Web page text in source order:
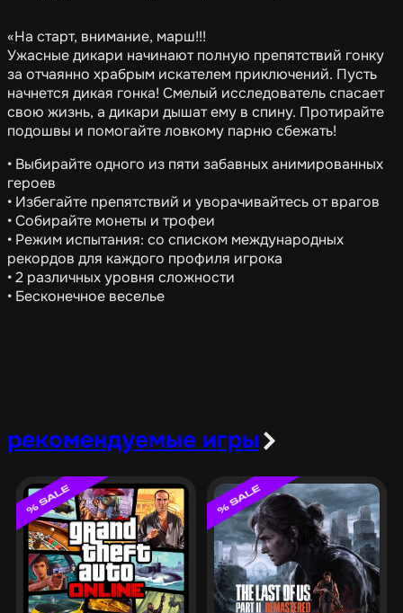
«На старт, внимание, марш!!!
Ужасные дикари начинают полную препятствий гонку
за отчаянно храбрым искателем приключений. Пусть
начнется дикая гонка! Смелый исследователь спасает
свою жизнь, а дикари дышат ему в спину. Протирайте
подошвы и помогайте ловкому парню сбежать!
• Выбирайте одного из пяти забавных анимированных
героев
• Избегайте препятствий и уворачивайтесь от врагов
• Собирайте монеты и трофеи
• Режим испытания: со списком международных
рекордов для каждого профиля игрока
• 2 различных уровня сложности
• Бесконечное веселье
рекомендуемые игры